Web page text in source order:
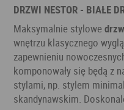
DRZWI NESTOR - BIAŁE
Maksymalnie stylowe
wnętrzu klasycznego
zapewnieniu
komponowały się będą z
stylami, np. stylem
skandynawskim.